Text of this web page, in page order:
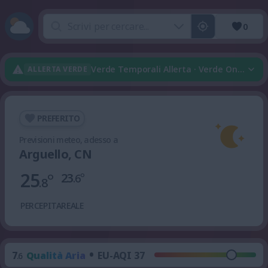
0
ALLERTA VERDE Verde Temporali Allerta · Verde Onda Di
Arguello, CN
25.8°
PERCEPITA
23.6°
REALE
7.6 Qualità Aria • EU-AQI 37